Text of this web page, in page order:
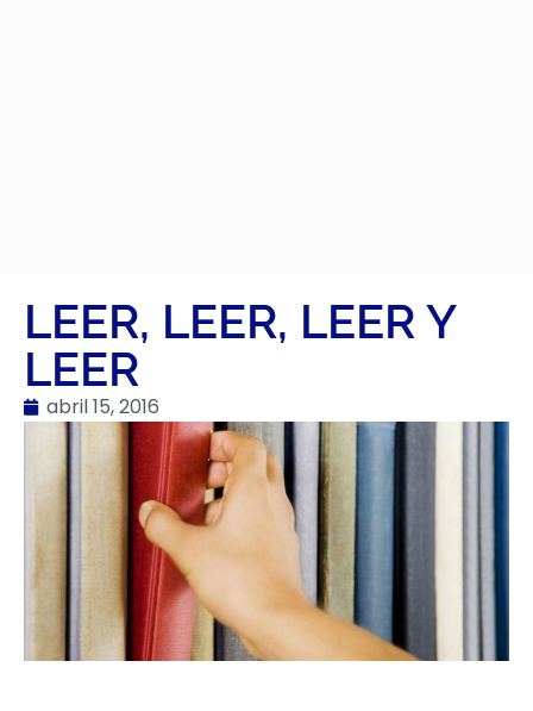
LEER, LEER, LEER Y
LEER
abril 15, 2016